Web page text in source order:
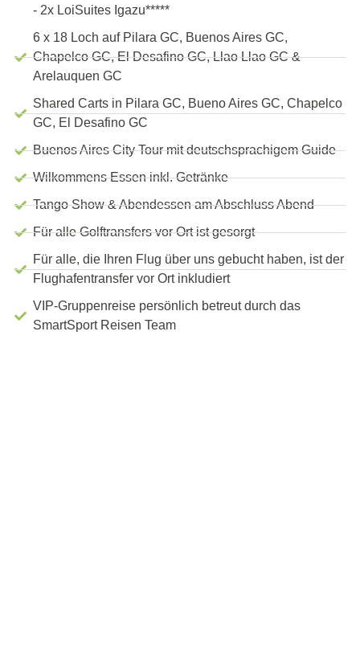
- 2x LoiSuites Igazu*****
6 x 18 Loch auf Pilara GC, Buenos Aires GC,
Chapelco GC, El Desafino GC, Llao Llao GC &
Arelauquen GC
Shared Carts in Pilara GC, Bueno Aires GC, Chapelco
GC, El Desafino GC
Buenos Aires City Tour mit deutschsprachigem Guide
Wilkommens Essen inkl. Getränke
Tango Show & Abendessen am Abschluss Abend
Für alle Golftransfers vor Ort ist gesorgt
Für alle, die Ihren Flug über uns gebucht haben, ist der
Flughafentransfer vor Ort inkludiert
VIP-Gruppenreise persönlich betreut durch das
SmartSport Reisen Team